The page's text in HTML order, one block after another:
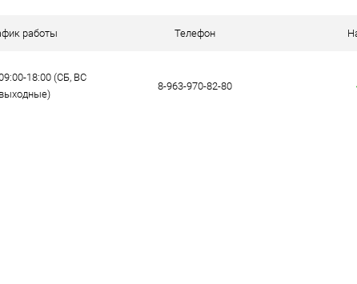
работы Телефон
18:00 (СБ, ВС
8-963-970-82-80